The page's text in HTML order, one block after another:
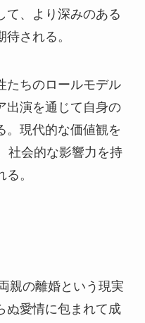
て、より深みのある
される。
たちのロールモデル
出演を通じて自身の
。現代的な価値観を
社会的な影響力を持
。
親の離婚という現実
ぬ愛情に包まれて成